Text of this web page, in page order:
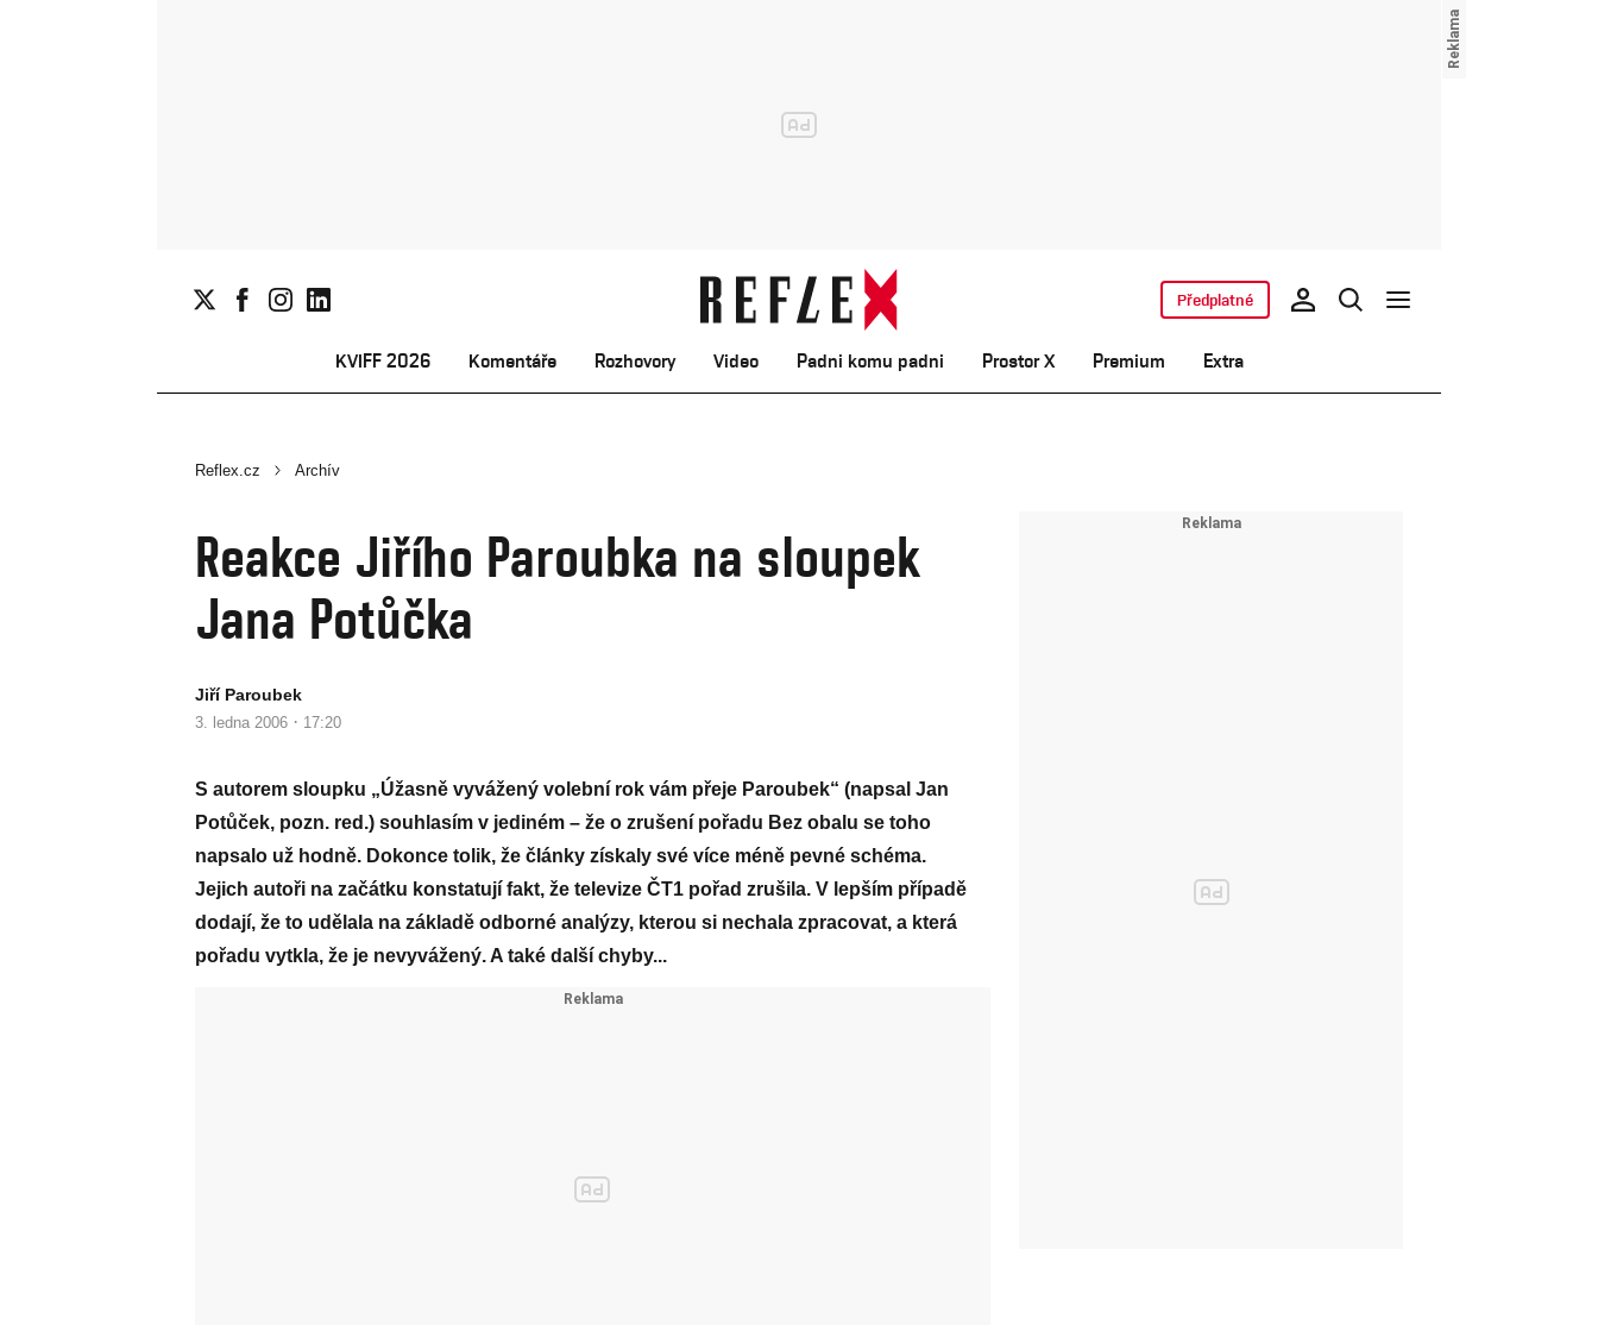
KVIFF 2026 Komentáře Rozhovory Video Padni komu padni Prostor X Premium Extra
Předplatné
Reflex.cz Archív
Reakce Jiřího Paroubka na sloupek
Jana Potůčka
Jiří Paroubek
3. ledna 2006 · 17:20
S autorem sloupku „Úžasně vyvážený volební rok vám přeje Paroubek“ (napsal Jan
Potůček, pozn. red.) souhlasím v jediném – že o zrušení pořadu Bez obalu se toho
napsalo už hodně. Dokonce tolik, že články získaly své více méně pevné schéma.
Jejich autoři na začátku konstatují fakt, že televize ČT1 pořad zrušila. V lepším případě
dodají, že to udělala na základě odborné analýzy, kterou si nechala zpracovat, a která
pořadu vytkla, že je nevyvážený. A také další chyby...